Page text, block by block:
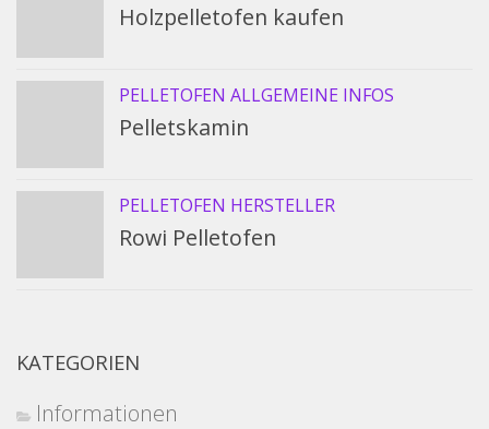
Holzpelletofen kaufen
PELLETOFEN ALLGEMEINE INFOS
Pelletskamin
PELLETOFEN HERSTELLER
Rowi Pelletofen
KATEGORIEN
Informationen